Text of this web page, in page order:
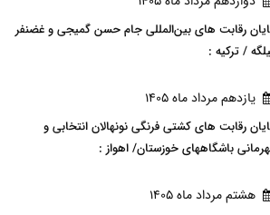
رقابت های بین‌المللی جام حسن گمیجی و غضنفر
/ ترکیه :
يازدهم مرداد ماه 1405
رقابت های کشتی فرنگی نونهالان انتخابی و
باشگاههای خوزستان/ اهواز :
هشتم مرداد ماه 1405